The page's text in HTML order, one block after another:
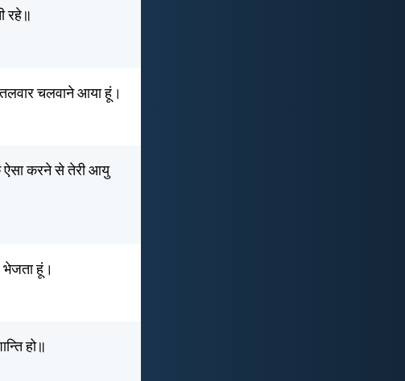
रहे॥
चलवाने आया हूं।
ऐसा करने से तेरी आयु
भेजता हूं।
हो॥